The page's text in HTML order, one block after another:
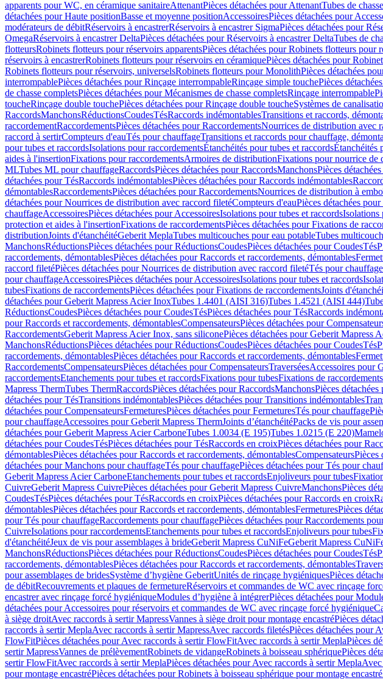
apparents pour WC, en céramique sanitaireAttenantPièces détachées pour AttenantTubes de
détachées pour Haute positionBasse et moyenne positionAccessoiresPièces détachées pour
modérateurs de débitRéservoirs à encastrerRéservoirs à encastrer SigmaPièces détachées pour
OmegaRéservoirs à encastrer DeltaPièces détachées pour Réservoirs à encastrer DeltaTubes de
flotteursRobinets flotteurs pour réservoirs apparentsPièces détachées pour Robinets flotteurs pour
réservoirs à encastrerRobinets flotteurs pour réservoirs en céramiquePièces détachées pour
Robinets flotteurs pour réservoirs, universelsRobinets flotteurs pour MonolithPièces détachées
interrompablePièces détachées pour Rinçage interrompableRinçage simple touchePièces
de chasse completsPièces détachées pour Mécanismes de chasse completsRinçage interrompable
toucheRinçage double touchePièces détachées pour Rinçage double toucheSystèmes de
RaccordsManchonsRéductionsCoudesTésRaccords indémontablesTransitions et raccords,
raccordementRaccordementsPièces détachées pour RaccordementsNourrices de distribution avec
raccord à sertirCompteurs d'eauTés pour chauffageTransitions et raccords pour chauffage,
pour tubes et raccordsIsolations pour raccordementsÉtanchéités pour tubes et raccordsÉtanchéités
aides à l'insertionFixations pour raccordementsArmoires de distributionFixations pour nourrice de
MLTubes ML pour chauffageRaccordsPièces détachées pour RaccordsManchonsPièces
détachées pour TésRaccords indémontablesPièces détachées pour Raccords indémontables
démontablesRaccordementsPièces détachées pour RaccordementsNourrices de distribution à
détachées pour Nourrices de distribution avec raccord filetéCompteurs d'eauPièces détachées
chauffageAccessoiresPièces détachées pour AccessoiresIsolations pour tubes et raccordsIsolations
protection et aides à l'insertionFixations de raccordementsPièces détachées pour Fixations de
distributionJoints d'étanchéitéGeberit MeplaTubes multicouches pour eau potableTubes
ManchonsRéductionsPièces détachées pour RéductionsCoudesPièces détachées pour CoudesTés
raccordements, démontablesPièces détachées pour Raccords et raccordements, démontables
raccord filetéPièces détachées pour Nourrices de distribution avec raccord filetéTés pour chauffage
pour chauffageAccessoiresPièces détachées pour AccessoiresIsolations pour tubes et raccords
tubesFixations de raccordementsPièces détachées pour Fixations de raccordementsJoints
détachées pour Geberit Mapress Acier InoxTubes 1.4401 (AISI 316)Tubes 1.4521 (AISI 444)
RéductionsCoudesPièces détachées pour CoudesTésPièces détachées pour TésRaccords
pour Raccords et raccordements, démontablesCompensateursPièces détachées pour
RaccordementsGeberit Mapress Acier Inox, sans siliconePièces détachées pour Geberit Mapress
ManchonsRéductionsPièces détachées pour RéductionsCoudesPièces détachées pour CoudesTés
raccordements, démontablesPièces détachées pour Raccords et raccordements, démontables
RaccordementsCompensateursPièces détachées pour CompensateursTraverséesAccessoires pour
raccordementsEtanchements pour tubes et raccordsFixations pour tubesFixations de raccordements
Mapress ThermTubes ThermRaccordsPièces détachées pour RaccordsManchonsPièces
détachées pour TésTransitions indémontablesPièces détachées pour Transitions indémontables
détachées pour CompensateursFermeturesPièces détachées pour FermeturesTés pour chauffage
pour chauffageAccessoires pour Geberit Mapress ThermJoints d’étanchéitéPacks de vis pour
détachées pour Geberit Mapress Acier CarboneTubes 1.0034 (E 195)Tubes 1.0215 (E 220)
détachées pour CoudesTésPièces détachées pour TésRaccords en croixPièces détachées pour
démontablesPièces détachées pour Raccords et raccordements, démontablesCompensateursPièces
détachées pour Manchons pour chauffageTés pour chauffagePièces détachées pour Tés pour
Geberit Mapress Acier CarboneEtanchements pour tubes et raccordsEnjoliveurs pour tubes
CuivreGeberit Mapress CuivrePièces détachées pour Geberit Mapress CuivreManchonsPièces
CoudesTésPièces détachées pour TésRaccords en croixPièces détachées pour Raccords en croix
démontablesPièces détachées pour Raccords et raccordements, démontablesFermeturesPièces
pour Tés pour chauffageRaccordements pour chauffagePièces détachées pour Raccordements
CuivreIsolations pour raccordementsEtanchements pour tubes et raccordsEnjoliveurs pour tubes
d'étanchéitéJeux de vis pour assemblages à brideGeberit Mapress CuNiFeGeberit Mapress
ManchonsRéductionsPièces détachées pour RéductionsCoudesPièces détachées pour CoudesTés
raccordements, démontablesPièces détachées pour Raccords et raccordements, démontables
pour assemblages de bridesSystème d’hygiène GeberitUnités de rinçage hygiéniquesPièces
de débitRecouvrements et plaques de fermetureRéservoirs et commandes de WC avec rinçage
encastrer avec rinçage forcé hygiéniqueModules d’hygiène à intégrerPièces détachées pour
détachées pour Accessoires pour réservoirs et commandes de WC avec rinçage forcé hygiénique
à siège droitAvec raccords à sertir MapressVannes à siège droit pour montage encastréPièces
raccords à sertir MeplaAvec raccords à sertir MapressAvec raccords filetésPièces détachées pour
FlowFitPièces détachées pour Avec raccords à sertir FlowFitAvec raccords à sertir MeplaPièces
sertir MapressVannes de prélèvementRobinets de vidangeRobinets à boisseau sphériquePièces
sertir FlowFitAvec raccords à sertir MeplaPièces détachées pour Avec raccords à sertir Mepla
pour montage encastréPièces détachées pour Robinets à boisseau sphérique pour montage encastré